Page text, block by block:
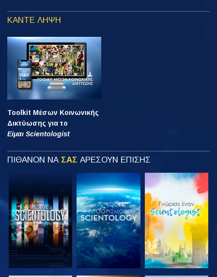
ΚΑΝΤΕ ΛΗΨΗ
Toolkit Μέσων Κοινωνικής
Δικτύωσης για το
Είμαι Scientologist
ΠΙΘΑΝΟΝ ΝΑ ΣΑΣ ΑΡΕΣΟΥΝ ΕΠΙΣΗΣ